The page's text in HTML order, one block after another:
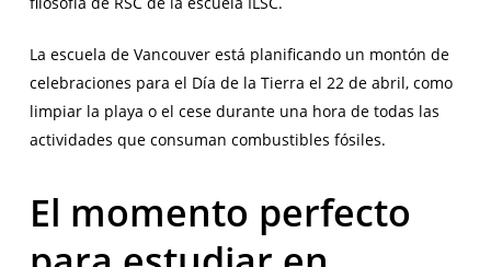
La escuela de Vancouver está planificando un montón de
celebraciones para el Día de la Tierra el 22 de abril, como
limpiar la playa o el cese durante una hora de todas las
actividades que consuman combustibles fósiles.
El momento perfecto